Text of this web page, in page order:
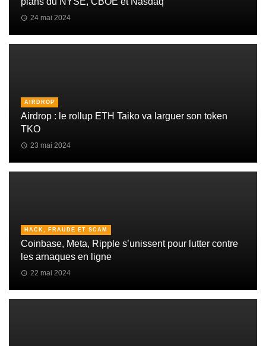
24 mai 2024
AIRDROP
Airdrop : le rollup ETH Taiko va larguer son token
TKO
23 mai 2024
HACK, FRAUDE ET SCAM
Coinbase, Meta, Ripple s’unissent pour lutter contre
les arnaques en ligne
22 mai 2024